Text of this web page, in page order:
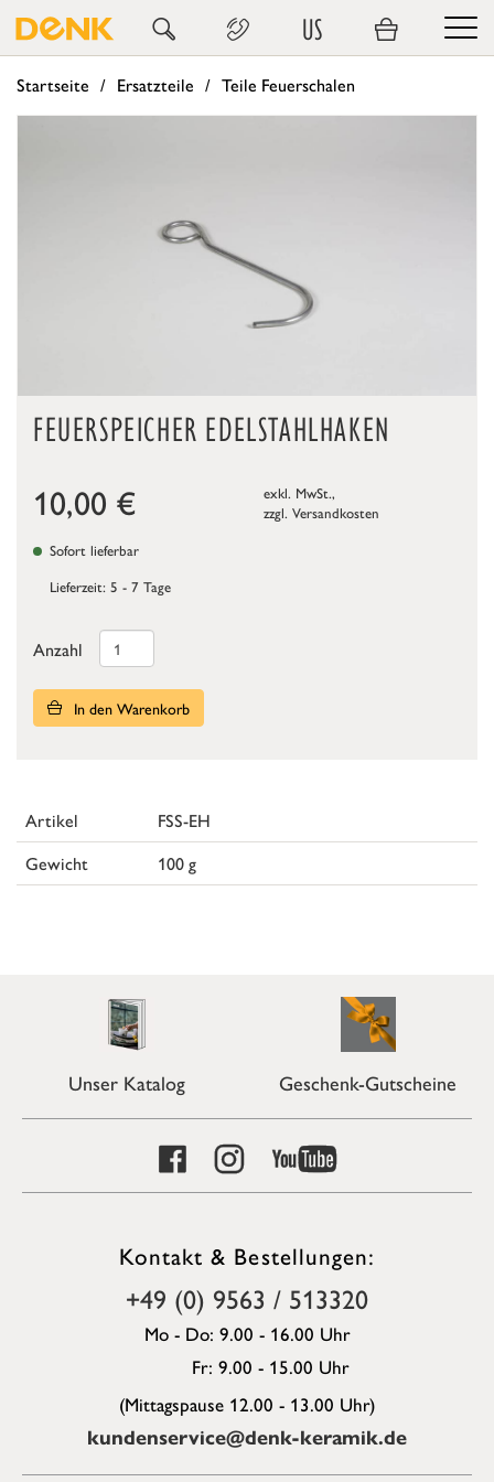
US
Startseite Ersatzteile Teile Feuerschalen
FEUERSPEICHER EDELSTAHLHAKEN
10,00 €
exkl. MwSt.,
zzgl. Versandkosten
Sofort lieferbar
Lieferzeit: 5 - 7 Tage
Anzahl
In den Warenkorb
Artikel
FSS-EH
Gewicht
100 g
Unser Katalog Geschenk-Gutscheine
Kontakt & Bestellungen:
+49 (0) 9563 / 513320
Mo - Do: 9.00 - 16.00 Uhr
Fr: 9.00 - 15.00 Uhr
(Mittagspause 12.00 - 13.00 Uhr)
kundenservice@denk-keramik.de